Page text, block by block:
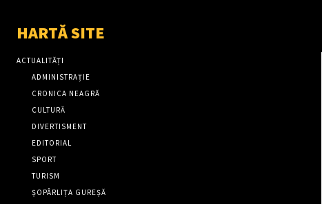
HARTĂ SITE
ACTUALITĂȚI
ADMINISTRAȚIE
CRONICA NEAGRĂ
CULTURĂ
DIVERTISMENT
EDITORIAL
SPORT
TURISM
ȘOPÂRLIȚA GUREȘĂ